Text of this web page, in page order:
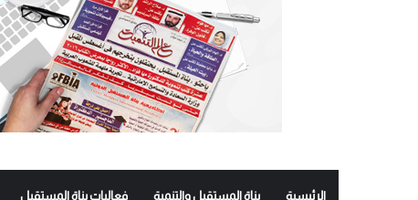
الرئيسية بناة المستقبل والتنمية فعاليات بناة المستقبل